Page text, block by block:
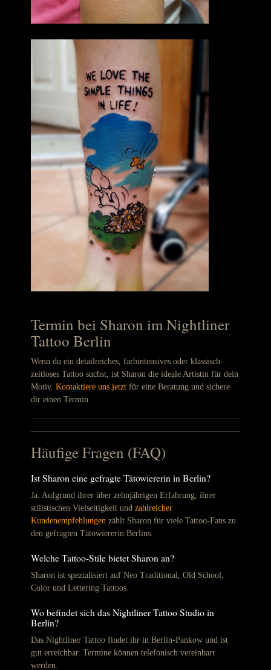
Termin bei Sharon im Nightliner
Tattoo Berlin
Wenn du ein detailreiches, farbintensives oder klassisch-
zeitloses Tattoo suchst, ist Sharon die ideale Artistin für dein
Motiv. Kontaktiere uns jetzt für eine Beratung und sichere
dir einen Termin.
Häufige Fragen (FAQ)
Ist Sharon eine gefragte Tätowiererin in Berlin?
Ja. Aufgrund ihrer über zehnjährigen Erfahrung, ihrer
stilistischen Vielseitigkeit und zahlreicher
Kundenempfehlungen zählt Sharon für viele Tattoo-Fans zu
den gefragten Tätowiererin Berlins.
Welche Tattoo-Stile bietet Sharon an?
Sharon ist spezialisiert auf Neo Traditional, Old School,
Color und Lettering Tattoos.
Wo befindet sich das Nightliner Tattoo Studio in
Berlin?
Das Nightliner Tattoo findet ihr in Berlin-Pankow und ist
gut erreichbar. Termine können telefonisch vereinbart
werden.